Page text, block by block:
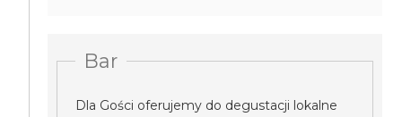
Bar
Dla Gości oferujemy do degustacji lokalne